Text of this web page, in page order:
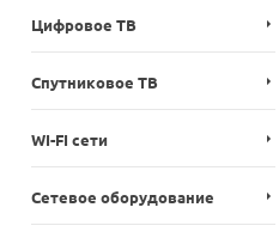
Цифровое ТВ
Спутниковое ТВ
WI-FI сети
Сетевое оборудование